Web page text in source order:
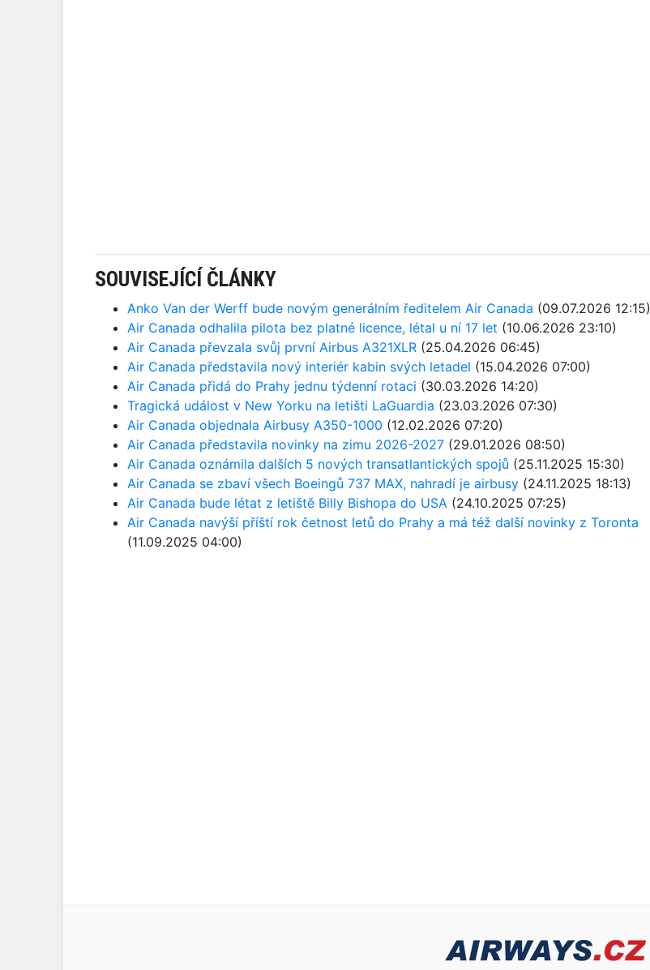
SOUVISEJÍCÍ ČLÁNKY
Anko Van der Werff bude novým generálním ředitelem Air Canada (09.07.2026 12:15)
Air Canada odhalila pilota bez platné licence, létal u ní 17 let (10.06.2026 23:10)
Air Canada převzala svůj první Airbus A321XLR (25.04.2026 06:45)
Air Canada představila nový interiér kabin svých letadel (15.04.2026 07:00)
Air Canada přidá do Prahy jednu týdenní rotaci (30.03.2026 14:20)
Tragická událost v New Yorku na letišti LaGuardia (23.03.2026 07:30)
Air Canada objednala Airbusy A350-1000 (12.02.2026 07:20)
Air Canada představila novinky na zimu 2026-2027 (29.01.2026 08:50)
Air Canada oznámila dalších 5 nových transatlantických spojů (25.11.2025 15:30)
Air Canada se zbaví všech Boeingů 737 MAX, nahradí je airbusy (24.11.2025 18:13)
Air Canada bude létat z letiště Billy Bishopa do USA (24.10.2025 07:25)
Air Canada navýší příští rok četnost letů do Prahy a má též další novinky z Toronta
(11.09.2025 04:00)